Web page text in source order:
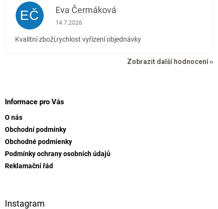
EČ Eva Čermáková
Hodnocení obchodu je 5 z 5 hvězdiček.
14.7.2026
Kvalitní zboží,rychlost vyřízení objednávky
Zobrazit další hodnocení
Informace pro Vás
O nás
Obchodní podmínky
Obchodné podmienky
Podmínky ochrany osobních údajů
Reklamační řád
Instagram